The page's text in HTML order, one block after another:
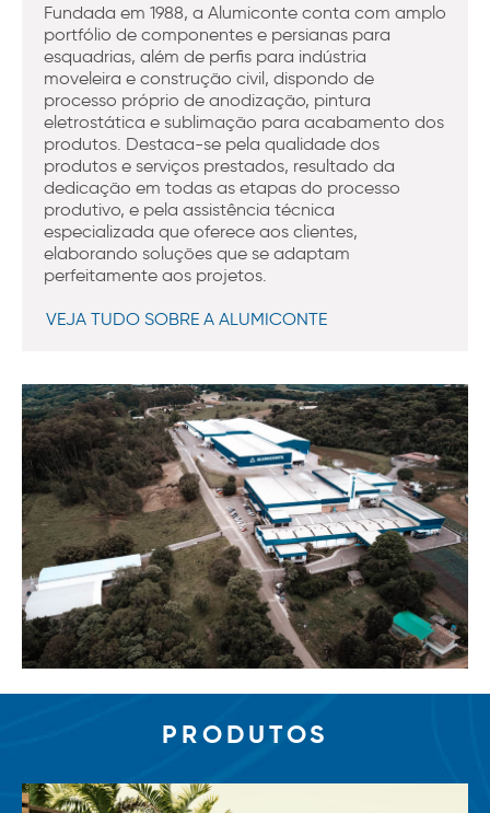
Fundada em 1988, a Alumiconte conta com amplo
portfólio de componentes e persianas para
esquadrias, além de perfis para indústria
moveleira e construção civil, dispondo de
processo próprio de anodização, pintura
eletrostática e sublimação para acabamento dos
produtos. Destaca-se pela qualidade dos
produtos e serviços prestados, resultado da
dedicação em todas as etapas do processo
produtivo, e pela assistência técnica
especializada que oferece aos clientes,
elaborando soluções que se adaptam
perfeitamente aos projetos.
VEJA TUDO SOBRE A ALUMICONTE
PRODUTOS